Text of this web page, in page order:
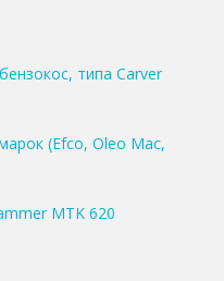
типа Carver
(Efco, Oleo Mac,
MTK 620